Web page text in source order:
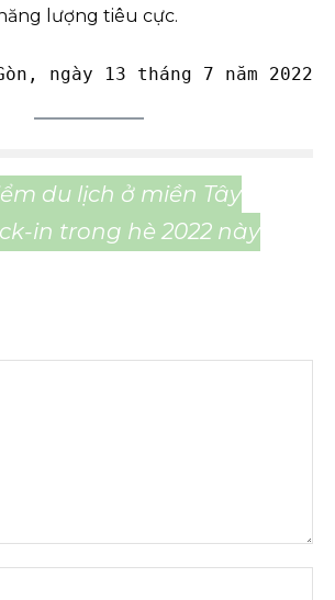
lượng tiêu cực.
ngày 13 tháng 7 năm 2022
du lịch ở miền Tây
in trong hè 2022 này